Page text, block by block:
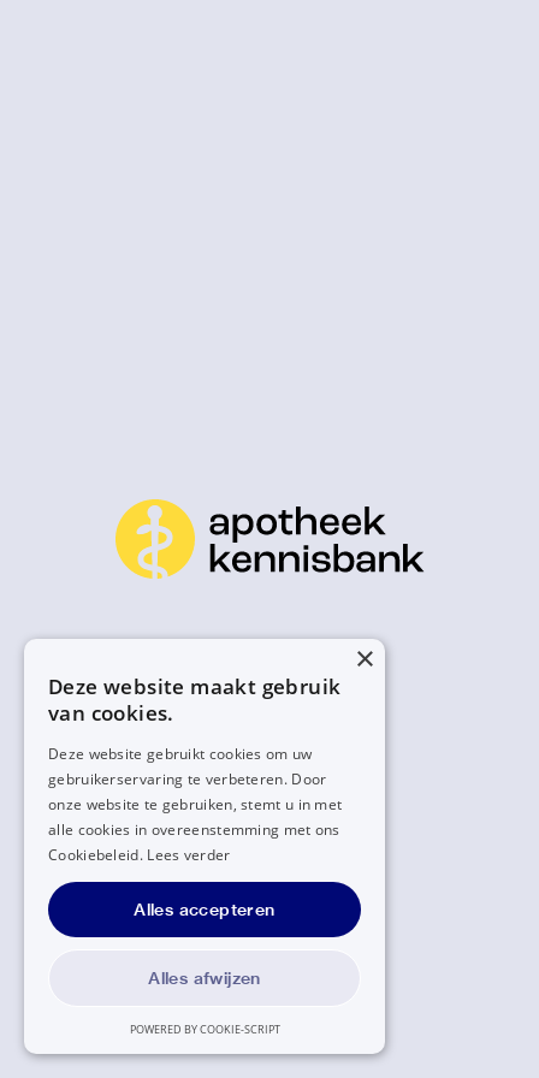
×
Deze website maakt gebruik
van cookies.
Deze website gebruikt cookies om uw
gebruikerservaring te verbeteren. Door
onze website te gebruiken, stemt u in met
alle cookies in overeenstemming met ons
Cookiebeleid. Lees verder
Alles accepteren
Alles afwijzen
POWERED BY COOKIE-SCRIPT